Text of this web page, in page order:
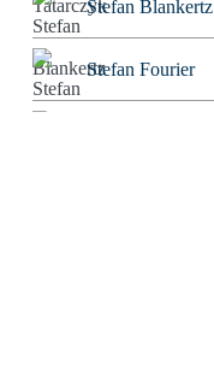
Stefan Blankertz
Stefan Fourier